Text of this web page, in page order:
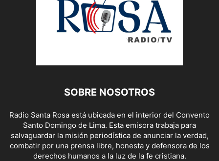
SOBRE NOSOTROS
Radio Santa Rosa está ubicada en el interior del Convento
Santo Domingo de Lima. Esta emisora trabaja para
salvaguardar la misión periodística de anunciar la verdad,
combatir por una prensa libre, honesta y defensora de los
derechos humanos a la luz de la fe cristiana.